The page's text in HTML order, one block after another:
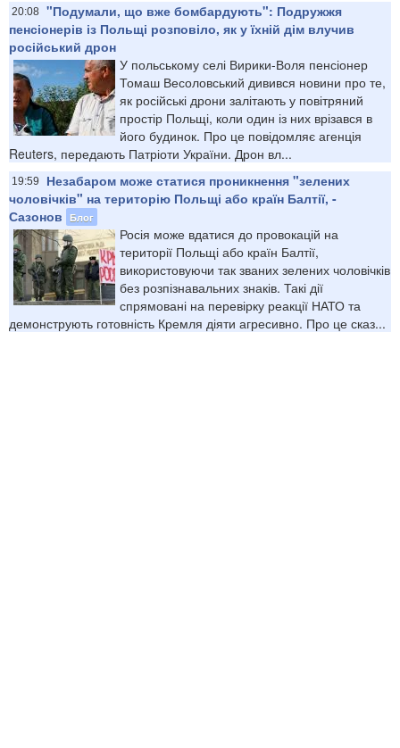
20:08 "Подумали, що вже бомбардують": Подружжя
пенсіонерів із Польщі розповіло, як у їхній дім влучив
російський дрон
У польському селі Вирики-Воля пенсіонер
Томаш Весоловський дивився новини про те,
як російські дрони залітають у повітряний
простір Польщі, коли один із них врізався в
його будинок. Про це повідомляє агенція
Reuters, передають Патріоти України. Дрон вл...
19:59
Незабаром може статися проникнення "зелених
чоловічків" на територію Польщі або країн Балтії, -
Сазонов
Блог
Росія може вдатися до провокацій на
території Польщі або країн Балтії,
використовуючи так званих зелених чоловічків
без розпізнавальних знаків. Такі дії
спрямовані на перевірку реакції НАТО та
демонструють готовність Кремля діяти агресивно. Про це сказ...